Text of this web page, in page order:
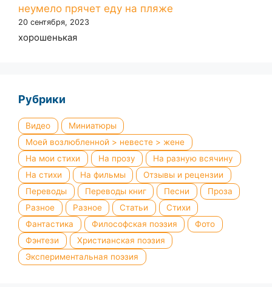
неумело прячет еду на пляже
20 сентября, 2023
хорошенькая
Рубрики
Видео
Миниатюры
Моей возлюбленной > невесте > жене
На мои стихи
На прозу
На разную всячину
На стихи
На фильмы
Отзывы и рецензии
Переводы
Переводы книг Песни
Проза
Разное
Разное Статьи
Стихи
Фантастика
Философская поэзия
Фото
Фэнтези
Христианская поэзия
Экспериментальная поэзия